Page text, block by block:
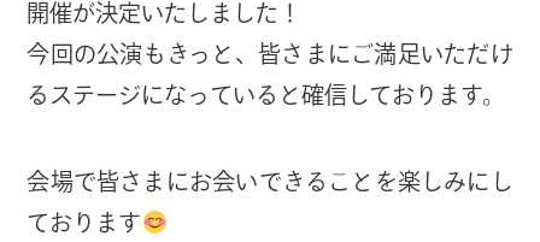
開催が決定いたしました！
今回の公演もきっと、皆さまにご満足いただけ
るステージになっていると確信しております。
会場で皆さまにお会いできることを楽しみにし
ております